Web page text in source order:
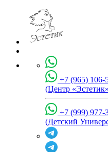
+7 (965) 106-
(Центр
+7 (999) 977-
(Детский